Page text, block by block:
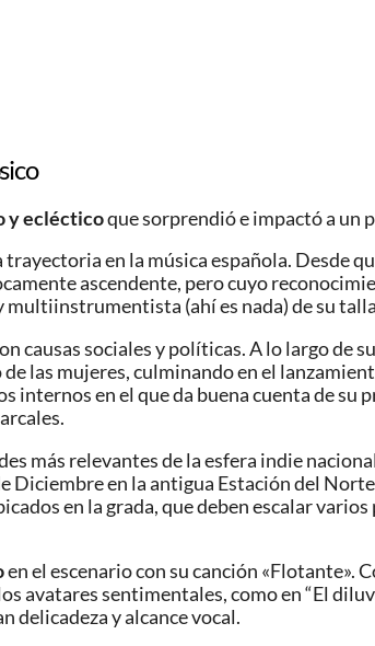
y eclécticoque sorprendió e impactó a un
en la música española. Desde
ascendente, pero cuyo
(ahí es nada) de su
causas sociales y políticas. A lo largo de
las mujeres, culminando en el
internos en el que da buena cuenta de
más relevantes de la esfera indie
Diciembre en la antigua Estación del
en la grada, que deben escalar
en el escenario con su canción «Flotante».
avatares sentimentales, como en “El
delicadeza y alcance vocal.